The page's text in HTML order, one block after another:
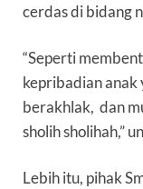
cerdas di bidang
“Seperti
kepribadian anak
berakhlak, dan
sholih sholihah,”
Lebih itu, pihak